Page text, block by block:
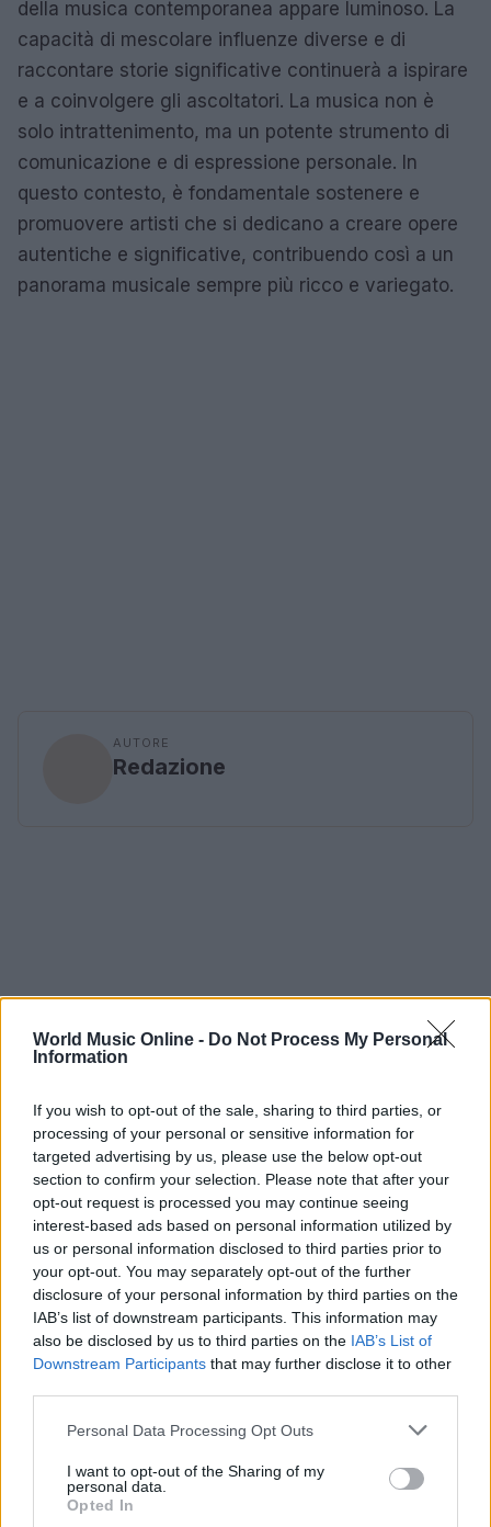
World Music Online - Do Not Process My Personal
Information
If you wish to opt-out of the sale, sharing to third parties, or
processing of your personal or sensitive information for
targeted advertising by us, please use the below opt-out
section to confirm your selection. Please note that after your
opt-out request is processed you may continue seeing
interest-based ads based on personal information utilized by
us or personal information disclosed to third parties prior to
your opt-out. You may separately opt-out of the further
disclosure of your personal information by third parties on the
IAB’s list of downstream participants. This information may
also be disclosed by us to third parties on the IAB’s List of
Downstream Participants that may further disclose it to other
Please note that this website/app uses one or more Google
not limited to your visit or usage behaviour. You may click to
grant or deny consent to Google and its third-party tags to
use your data for below specified purposes in below Google
Personal Data Processing Opt Outs
I want to opt-out of the Sharing of my
personal data.
Opted In
della musica contemporanea appare luminoso. La
capacità di mescolare influenze diverse e di
raccontare storie significative continuerà a ispirare
e a coinvolgere gli ascoltatori. La musica non è
solo intrattenimento, ma un potente strumento di
comunicazione e di espressione personale. In
questo contesto, è fondamentale sostenere e
promuovere artisti che si dedicano a creare opere
autentiche e significative, contribuendo così a un
panorama musicale sempre più ricco e variegato.
AUTORE
Redazione
Continua a leggere